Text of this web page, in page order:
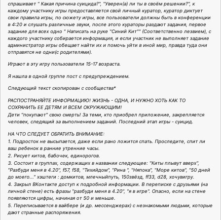
спрашивает " Какая причина суицида?", "Уверен(а) ли ты в своём решении?", к
каждому участнику игры предоставляется свой личный куратор, куратор диктует
свои правила игры, по сюжету игры, все пользователи должны быть в конференции
в 4:20 и слушать различные звуки, после этого кураторы раздают задания, первое
задание для всех одно " Написать на руке "Синий Кит"" (Соответственно лезвием), с
каждого участнику собирается информация, и если участник не выполняет задание
администратор игры обещает найти их и помочь уйти в иной мир, правда туда они
отправятся не одни(с родителями).
Играют в эту игру пользователи 15-17 возраста.
Я нашла в одной группе пост с предупреждением.
Следующий текст скопирован с сообщества*
РАСПОСТРАНЯЙТЕ ИНФОРМАЦИЮ! ЖИЗНЬ - ОДНА, И НУЖНО ХОТЬ КАК ТО
СОХРАНИТЬ ЕЕ ДЕТЯМ И ВСЕМ ОКРУЖАЮЩИМ!
Дети "покупают" свою смерть! За теми, кто приобрел приложение, закрепляется
человек, следящий за выполнением заданий. Последний этап игры - суицид.
НА ЧТО СЛЕДУЕТ ОБРАТИТЬ ВНИМАНИЕ:
1. Подросток не высыпается, даже если рано ложится спать. Проследите, спит ли
ваш ребенок в ранние утренние часы.
2. Рисует китов, бабочек, единорогов.
3. Состоит в группах, содержащих в названии следующее: "Киты плывут вверх",
"Разбуди меня в 4.20", f57, f58, "Тихийдом", "Рина ", "Няпока", "Море китов", "50 дней
до моего..." хэштеги : домкитов, млечныйпуть, 150звёзд, ff33, d28, хочувигру.
4. Закрыл ВКонтакте доступ к подробной информации. В переписке с друзьями (на
личной стене) есть фразы "разбуди меня в 4.20", "я в игре". Опасно, если на стене
появляются цифры, начиная от 50 и меньше.
5. Переписывается в вайбере (и др. мессенджерах) с незнакомыми людьми, которые
дают странные распоряжения.